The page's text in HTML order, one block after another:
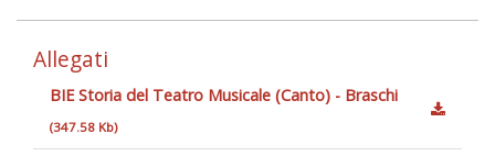
Allegati
BIE Storia del Teatro Musicale (Canto) - Braschi
(347.58 Kb)